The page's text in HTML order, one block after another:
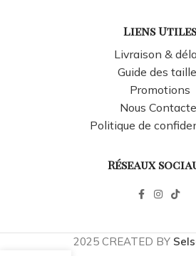
Liens Utiles
Livraison &
Guide des
Promotions
Nous
Politique de
Réseaux
2025 CREATED BY